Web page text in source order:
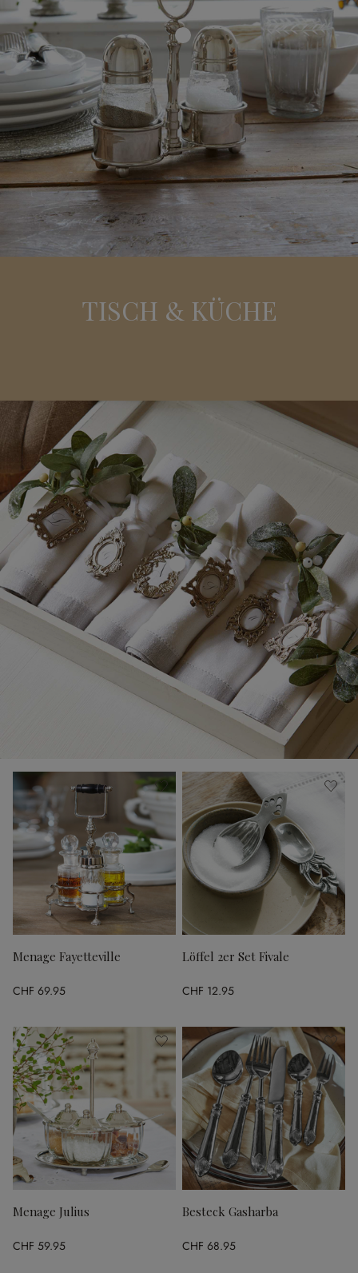
TISCH & KÜCHE
Menage Fayetteville
CHF 69.95
Löffel 2er Set Fivale
CHF 12.95
Menage Julius
CHF 59.95
Besteck Gasharba
CHF 68.95